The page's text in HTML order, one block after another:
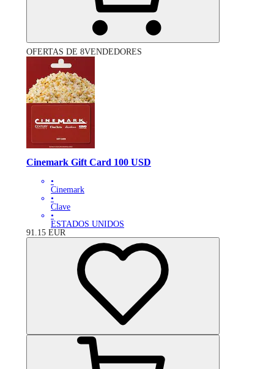
OFERTAS DE 8VENDEDORES
Cinemark Gift Card 100 USD
•
Cinemark
•
Clave
•
ESTADOS UNIDOS
91.15 EUR